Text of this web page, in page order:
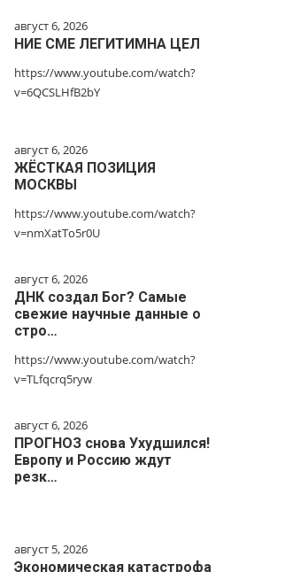
август 6, 2026
НИЕ СМЕ ЛЕГИТИМНА ЦЕЛ
https://www.youtube.com/watch?
v=6QCSLHfB2bY
август 6, 2026
ЖЁСТКАЯ ПОЗИЦИЯ
МОСКВЫ
https://www.youtube.com/watch?
v=nmXatTo5r0U
август 6, 2026
ДНК создал Бог? Самые
свежие научные данные о
стро…
https://www.youtube.com/watch?
v=TLfqcrq5ryw
август 6, 2026
ПРОГНОЗ снова Ухудшился!
Европу и Россию ждут
резк…
август 5, 2026
Экономическая катастрофа